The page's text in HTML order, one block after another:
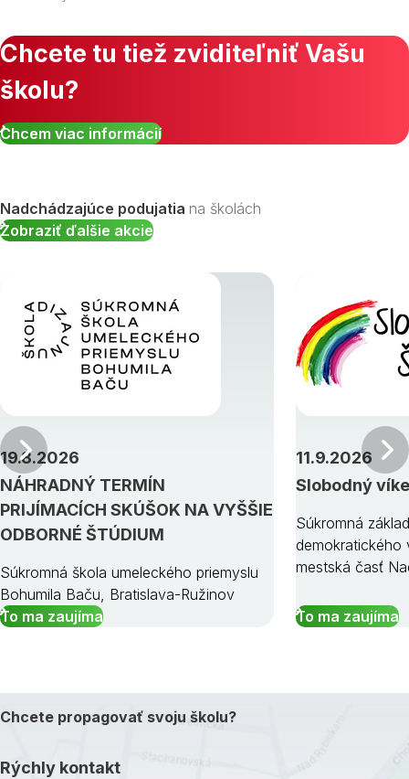
Zobraziť všetky študijné odbory »
Chcete tu tiež zviditeľniť Vašu
školu?
Chcem viac informácií
Nadchádzajúce podujatia na školách
Zobraziť ďalšie akcie
NÁHRADNÝ TERMÍN
PRIJÍMACÍCH SKÚŠOK NA VYŠŠIE
ODBORNÉ ŠTÚDIUM
19.8.2026
Súkromná škola umeleckého priemyslu
Bohumila Baču, Bratislava-Ružinov
To ma zaujíma
Slobodný
11.9.2026
Súkromná
demokratického
mestská časť
To ma zaujíma
Predchádzajúci
Chcete propagovať svoju školu?
Rýchly kontakt